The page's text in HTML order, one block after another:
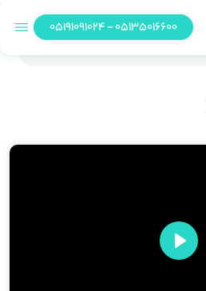
05135016600 - 05191091024
Play